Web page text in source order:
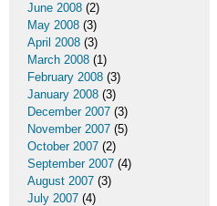
June 2008 (2)
May 2008 (3)
April 2008 (3)
March 2008 (1)
February 2008 (3)
January 2008 (3)
December 2007 (3)
November 2007 (5)
October 2007 (2)
September 2007 (4)
August 2007 (3)
July 2007 (4)